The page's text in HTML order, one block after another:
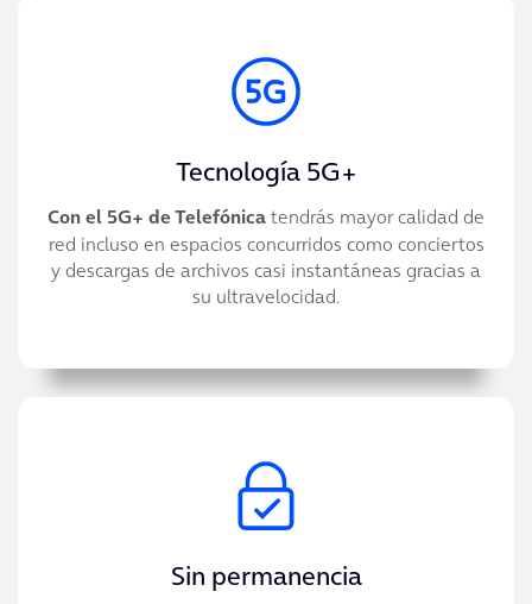
Tecnología 5G+
Con el 5G+ de Telefónicatendrás mayor calidad de
red incluso en espacios concurridos como conciertos
y descargas de archivos casi instantáneas gracias a
su ultravelocidad.
Sin permanencia